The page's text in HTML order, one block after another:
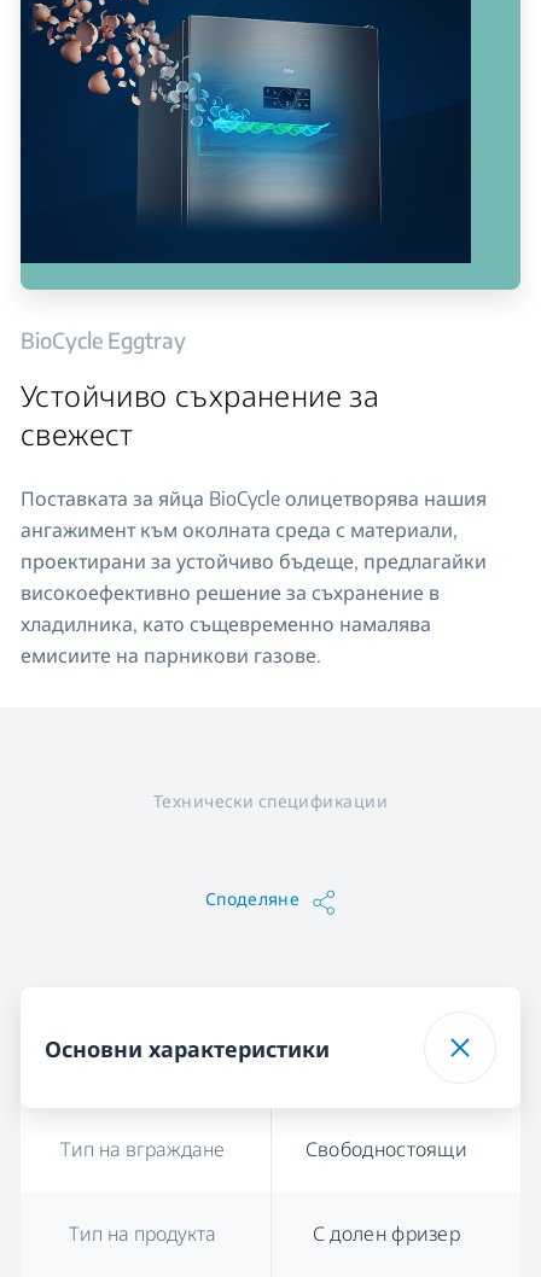
BioCycle Eggtray
Устойчиво съхранение за
свежест
Поставката за яйца BioCycle олицетворява нашия
ангажимент към околната среда с материали,
проектирани за устойчиво бъдеще, предлагайки
високоефективно решение за съхранение в
хладилника, като същевременно намалява
емисиите на парникови газове.
Технически спецификации
Споделяне
Основни характеристики
Тип на вграждане Свободностоящи
Тип на продукта С долен фризер